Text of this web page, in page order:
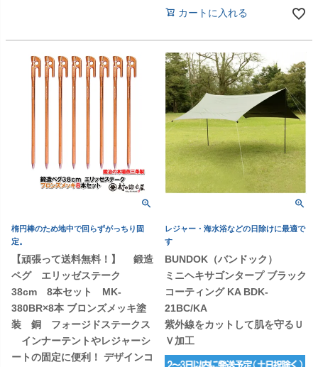
カートに入れる
楕円棒のため地中で回らずがっちり固
定。
【頑張って送料無料！】 鍛造
ペグ エリッゼステーク
38cm 8本セット MK-
380BR×8本 ブロンズメッキ塗
装 銅 フォージドステークス
インナーテントやレジャーシ
ートの固定に便利！ デザインコ
レジャー・海水浴などの日除けに最適で
す
BUNDOK（バンドック）
ミニヘキサゴンタープ ブラック
コーティング KA BDK-
21BC/KA
紫外線をカットして肌を守るＵ
Ｖ加工